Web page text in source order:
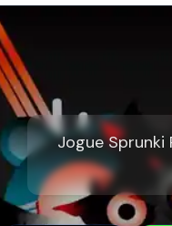
Jogue Sprunki